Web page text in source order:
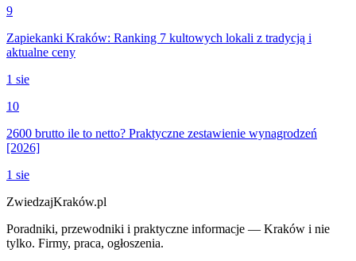
9
Zapiekanki Kraków: Ranking 7 kultowych lokali z tradycją i
aktualne ceny
1 sie
10
2600 brutto ile to netto? Praktyczne zestawienie wynagrodzeń
[2026]
1 sie
ZwiedzajKraków.pl
Poradniki, przewodniki i praktyczne informacje — Kraków i nie
tylko. Firmy, praca, ogłoszenia.